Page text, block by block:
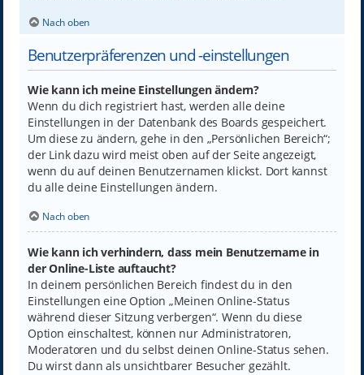
Nach oben
Benutzerpräferenzen und -einstellungen
Wie kann ich meine Einstellungen ändern?
Wenn du dich registriert hast, werden alle deine
Einstellungen in der Datenbank des Boards gespeichert.
Um diese zu ändern, gehe in den „Persönlichen Bereich“;
der Link dazu wird meist oben auf der Seite angezeigt,
wenn du auf deinen Benutzernamen klickst. Dort kannst
du alle deine Einstellungen ändern.
Nach oben
Wie kann ich verhindern, dass mein Benutzername in
der Online-Liste auftaucht?
In deinem persönlichen Bereich findest du in den
Einstellungen eine Option „Meinen Online-Status
während dieser Sitzung verbergen“. Wenn du diese
Option einschaltest, können nur Administratoren,
Moderatoren und du selbst deinen Online-Status sehen.
Du wirst dann als unsichtbarer Besucher gezählt.